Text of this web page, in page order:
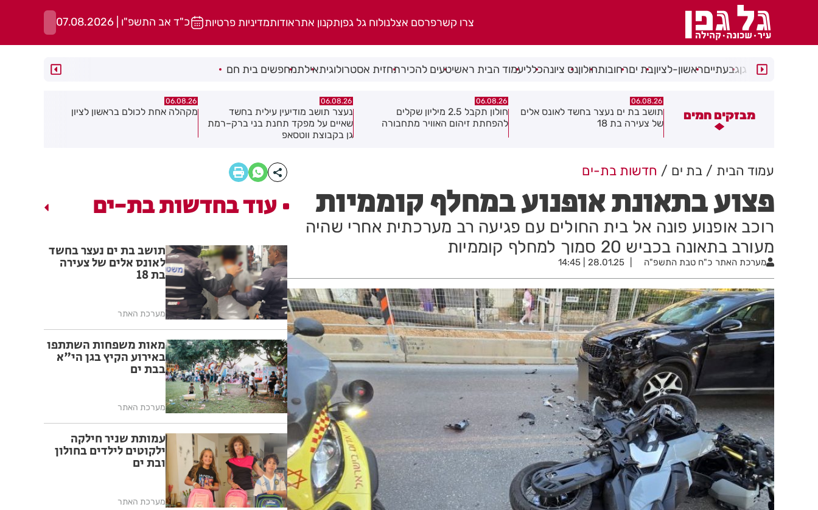
צרו קשרפרסם אצלנולוח גל גפןתקנון אתראודותמדיניות פרטיות כ"ד אב התשפ"ו | 07.08.2026
רמת גןגבעתייםראשון-לציוןבת יםרחובותחולוןנס ציונהכלליעמוד הבית ראשיטעים להכירתחזית אסטרולוגיתאילתמחפשים בית חם
מבזקים חמים
בשורה ענקית לבעלי העסקים
06.08.26
תושב בת ים נעצר בחשד לאונס אלים
של צעירה בת 18
06.08.26
חולון תקבל 2.5 מיליון שקלים
להפחתת זיהום האוויר מתחבורה
06.08.26
נעצר תושב מודיעין עילית בחשד
שאיים על מפקד תחנת בני ברק–רמת
גן בקבוצת ווטסאפ
06.08.26
מקהלה אחת לכולם בראשון לציון
עמוד הבית בת ים חדשות בת-ים
פצוע בתאונת אופנוע במחלף קוממיות
רוכב אופנוע פונה אל בית החולים עם פגיעה רב מערכתית אחרי שהיה
מעורב בתאונה בכביש 20 סמוך למחלף קוממיות
מערכת האתר כ"ח טבת התשפ"ה 28.01.25 | 14:45
עוד בחדשות בת-ים
תושב בת ים נעצר בחשד
לאונס אלים של צעירה
בת 18
מערכת האתר
מאות משפחות השתתפו
באירוע הקיץ בגן הי"א
בבת ים
מערכת האתר
עמותת שניר חילקה
ילקוטים לילדים בחולון
ובת ים
מערכת האתר